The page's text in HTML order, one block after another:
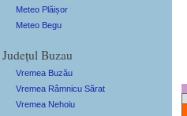
Meteo Plăișor
Meteo Begu
Județul Buzau
Vremea Buzău
Vremea Râmnicu Sărat
Vremea Nehoiu